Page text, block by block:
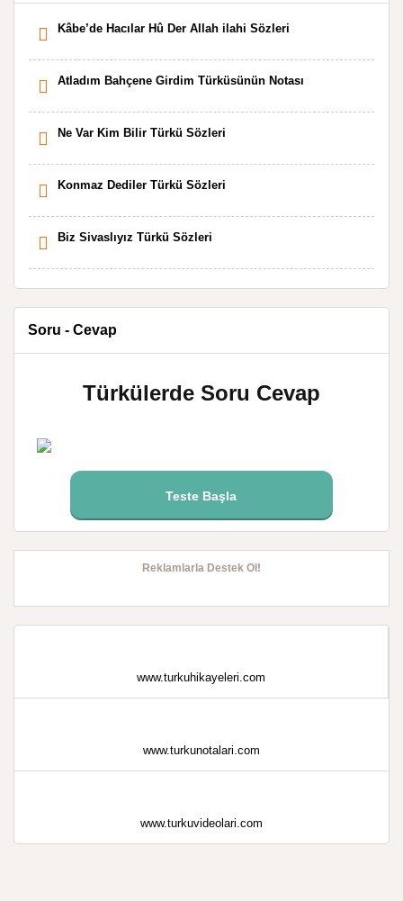
Kâbe’de Hacılar Hû Der Allah ilahi Sözleri
Atladım Bahçene Girdim Türküsünün Notası
Ne Var Kim Bilir Türkü Sözleri
Konmaz Dediler Türkü Sözleri
Biz Sivaslıyız Türkü Sözleri
Soru - Cevap
Türkülerde Soru Cevap
Teste Başla
Reklamlarla Destek Ol!
www.turkuhikayeleri.com
www.turkunotalari.com
www.turkuvideolari.com